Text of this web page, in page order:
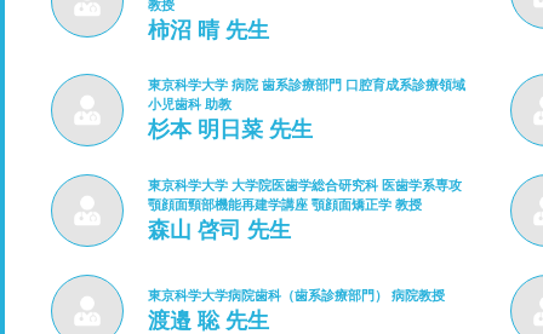
教授
柿沼 晴 先生
東京科学大学 病院 歯系診療部門 口腔育成系診療領域
小児歯科 助教
杉本 明日菜 先生
東京科学大学 大学院医歯学総合研究科 医歯学系専攻
顎顔面頸部機能再建学講座 顎顔面矯正学 教授
森山 啓司 先生
東京科学大学病院歯科（歯系診療部門） 病院教授
渡邉 聡 先生